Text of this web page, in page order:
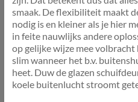
smaak. De flexibiliteit maakt
nodig is en kleiner als je hier
in feite nauwlijks andere
op gelijke wijze mee
slim wanneer het b.v.
heet. Duw de glazen
koele buitenlucht stroomt